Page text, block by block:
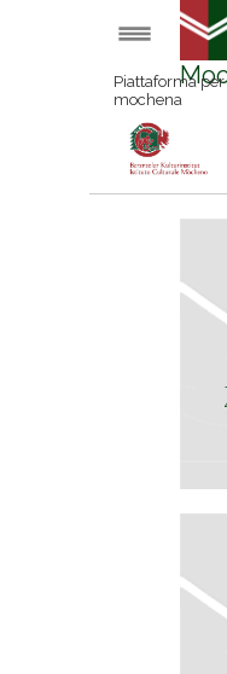
Piattaforma
mochena